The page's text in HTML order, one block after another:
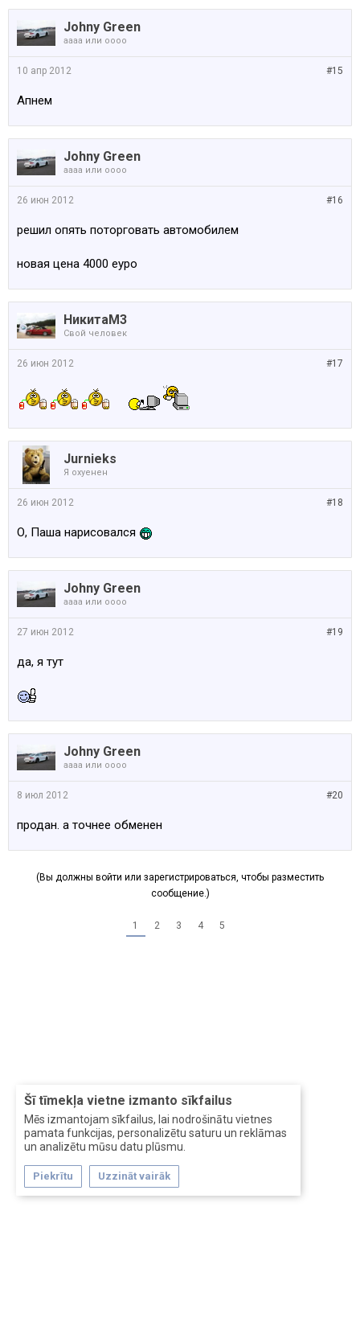
Šī tīmekļa vietne izmanto sīkfailus
Mēs izmantojam sīkfailus, lai nodrošinātu vietnes
pamata funkcijas, personalizētu saturu un reklāmas
un analizētu mūsu datu plūsmu.
Piekrītu Uzzināt vairāk
Johny Green
аааа или оооо
#15
10 апр 2012
Апнем
Johny Green
аааа или оооо
#16
26 июн 2012
решил опять поторговать автомобилем
новая цена 4000 еуро
НикитаМ3
Свой человек
#17
26 июн 2012
Jurnieks
Я охуенен
#18
26 июн 2012
О, Паша нарисовался
Johny Green
аааа или оооо
#19
27 июн 2012
да, я тут
Johny Green
аааа или оооо
#20
8 июл 2012
продан. а точнее обменен
(Вы должны войти или зарегистрироваться, чтобы разместить
сообщение.)
1 2 3 4 5